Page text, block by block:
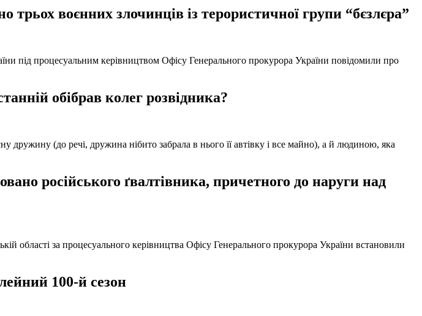
воєнних злочинців із терористичної групи “бєзлєра”
під процесуальним керівництвом Офісу Генерального прокурора України повідомили про
обібрав колег розвідника?
(до речі, дружина нібито забрала в нього її автівку і все майно), а й людиною, яка
російського ґвалтівника, причетного до наруги над
області за процесуального керівництва Офісу Генерального прокурора України встановили
100-й сезон